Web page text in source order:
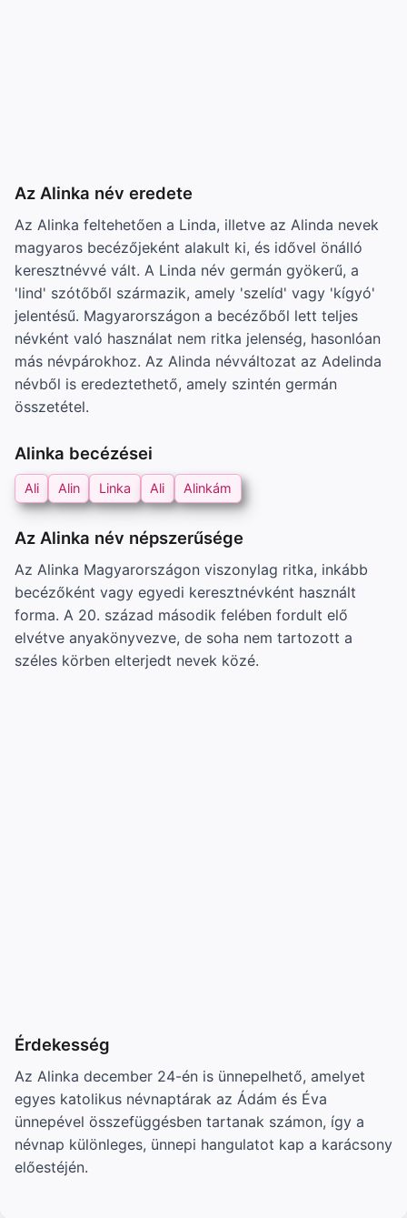
Az Alinka név eredete
Az Alinka feltehetően a Linda, illetve az Alinda nevek
magyaros becézőjeként alakult ki, és idővel önálló
keresztnévvé vált. A Linda név germán gyökerű, a
'lind' szótőből származik, amely 'szelíd' vagy 'kígyó'
jelentésű. Magyarországon a becézőből lett teljes
névként való használat nem ritka jelenség, hasonlóan
más névpárokhoz. Az Alinda névváltozat az Adelinda
névből is eredeztethető, amely szintén germán
összetétel.
Alinka becézései
Ali Alin Linka Ali Alinkám
Az Alinka név népszerűsége
Az Alinka Magyarországon viszonylag ritka, inkább
becézőként vagy egyedi keresztnévként használt
forma. A 20. század második felében fordult elő
elvétve anyakönyvezve, de soha nem tartozott a
széles körben elterjedt nevek közé.
Érdekesség
Az Alinka december 24-én is ünnepelhető, amelyet
egyes katolikus névnaptárak az Ádám és Éva
ünnepével összefüggésben tartanak számon, így a
névnap különleges, ünnepi hangulatot kap a karácsony
előestéjén.